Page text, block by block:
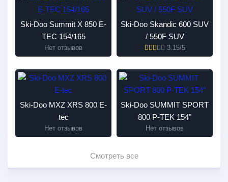
Ski-Doo Summit X 850 E-
TEC 154/165
Нет отзывов
Ski-Doo Skandic 600 SUV
/ 550F SUV
3.15/5
Ski-Doo MXZ XRS 800 E-
tec
Нет отзывов
Ski-Doo SUMMIT SPORT
800 P-TEK 154"
Нет отзывов
Смотреть все